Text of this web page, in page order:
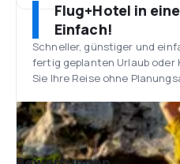
Flug+Hotel in
Einfach!
Schneller, günstiger und
fertig geplanten Urlaub oder
Sie Ihre Reise ohne